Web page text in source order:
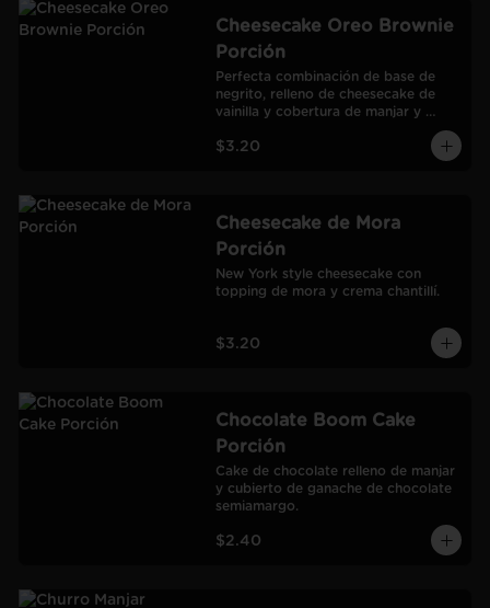
Cheesecake Oreo Brownie
Porción
Perfecta combinación de base de
negrito, relleno de cheesecake de
vainilla y cobertura de manjar y
$3.20
Cheesecake de Mora
Porción
New York style cheesecake con
topping de mora y crema chantillí.
$3.20
Chocolate Boom Cake
Porción
Cake de chocolate relleno de manjar
y cubierto de ganache de chocolate
semiamargo.
$2.40